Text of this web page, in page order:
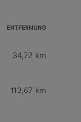
ENTFERNUNG
34,72 km
113,67 km